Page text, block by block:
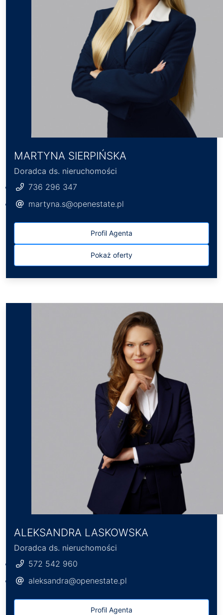
MARTYNA SIERPIŃSKA
Doradca ds. nieruchomości
736 296 347
martyna.s@openestate.pl
Profil Agenta
Pokaż oferty
ALEKSANDRA LASKOWSKA
Doradca ds. nieruchomości
572 542 960
aleksandra@openestate.pl
Profil Agenta